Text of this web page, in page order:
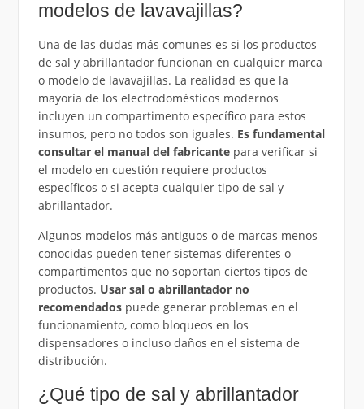
modelos de lavavajillas?
Una de las dudas más comunes es si los productos
de sal y abrillantador funcionan en cualquier marca
o modelo de lavavajillas. La realidad es que la
mayoría de los electrodomésticos modernos
incluyen un compartimento específico para estos
insumos, pero no todos son iguales. Es fundamental
consultar el manual del fabricantepara verificar si
el modelo en cuestión requiere productos
específicos o si acepta cualquier tipo de sal y
abrillantador.
Algunos modelos más antiguos o de marcas menos
conocidas pueden tener sistemas diferentes o
compartimentos que no soportan ciertos tipos de
productos. Usar sal o abrillantador no
recomendadospuede generar problemas en el
funcionamiento, como bloqueos en los
dispensadores o incluso daños en el sistema de
distribución.
¿Qué tipo de sal y abrillantador